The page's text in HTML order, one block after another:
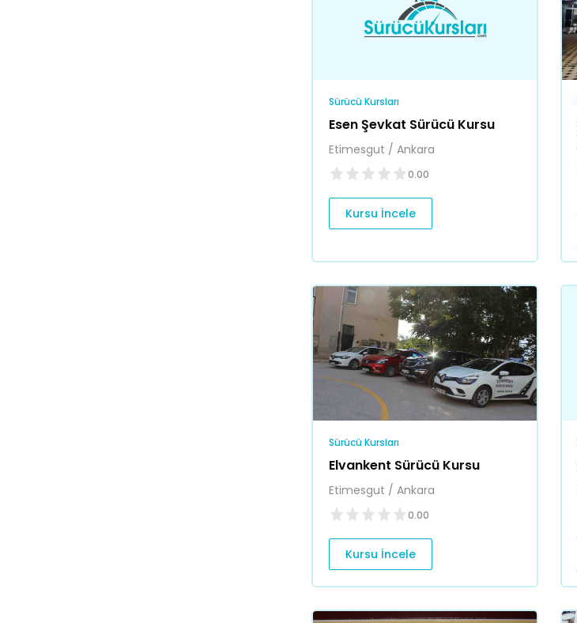
Sürücü Kursları
Esen Şevkat Sürücü Kursu
Etimesgut / Ankara
0.00
Kursu İncele
Sürücü Kursları
Elvankent Sürücü Kursu
Etimesgut / Ankara
0.00
Kursu İncele